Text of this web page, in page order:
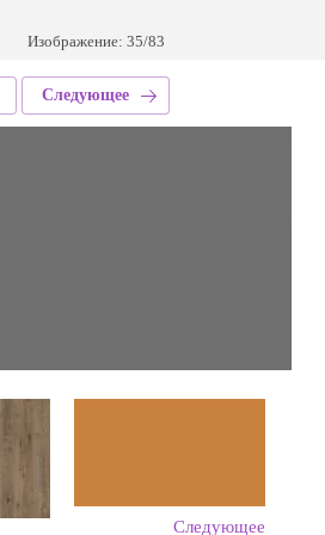
Изображение: 35/83
Следующее
Следующее